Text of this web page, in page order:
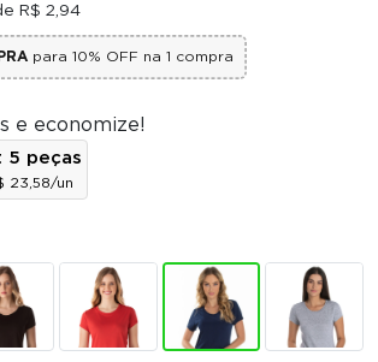
R$ 2,94
para 10% OFF na 1 compra
e economize!
5 peças
23,58/un